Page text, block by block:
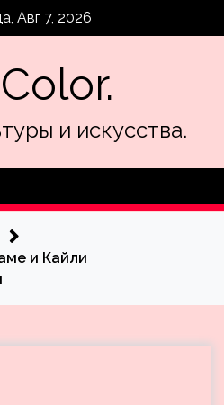
Авг 7, 2026
и искусства.
и Кайли